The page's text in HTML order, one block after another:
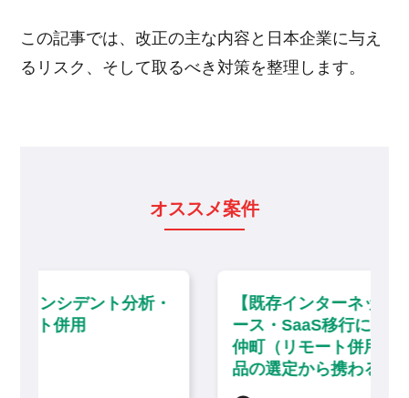
この記事では、改正の主な内容と日本企業に与え
るリスク、そして取るべき対策を整理します。
オススメ案件
【既存インターネット閲覧環境のリプレ
ース・SaaS移行に伴う技術支援】門前
仲町（リモート併用）／セキュリティ製
品の選定から携わる上流インフラ案件